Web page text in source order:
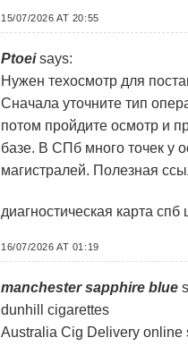
15/07/2026 AT 20:55
Ptoei says:
Нужен техосмотр для
Сначала уточните тип
потом пройдите осмотр и
базе. В СПб много точек у
магистралей. Полезная
диагностическая карта спб
16/07/2026 AT 01:19
manchester sapphire blue
dunhill cigarettes
Australia Cig Delivery online